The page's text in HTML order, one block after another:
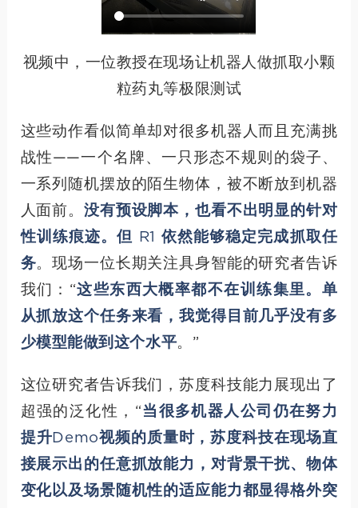
视频中，一位教授在现场让机器人做抓取小颗
粒药丸等极限测试
这些动作看似简单却对很多机器人而且充满挑
战性——一个名牌、一只形态不规则的袋子、
一系列随机摆放的陌生物体，被不断放到机器
人面前。没有预设脚本，也看不出明显的针对
性训练痕迹。但 R1 依然能够稳定完成抓取任
务。现场一位长期关注具身智能的研究者告诉
我们：“这些东西大概率都不在训练集里。单
从抓放这个任务来看，我觉得目前几乎没有多
少模型能做到这个水平。”
这位研究者告诉我们，苏度科技能力展现出了
超强的泛化性，“当很多机器人公司仍在努力
提升Demo视频的质量时，苏度科技在现场直
接展示出的任意抓放能力，对背景干扰、物体
变化以及场景随机性的适应能力都显得格外突